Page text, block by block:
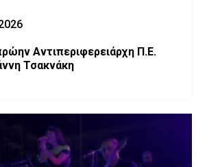
Αντιπεριφερειάρχη Π.Ε.
Τσακνάκη